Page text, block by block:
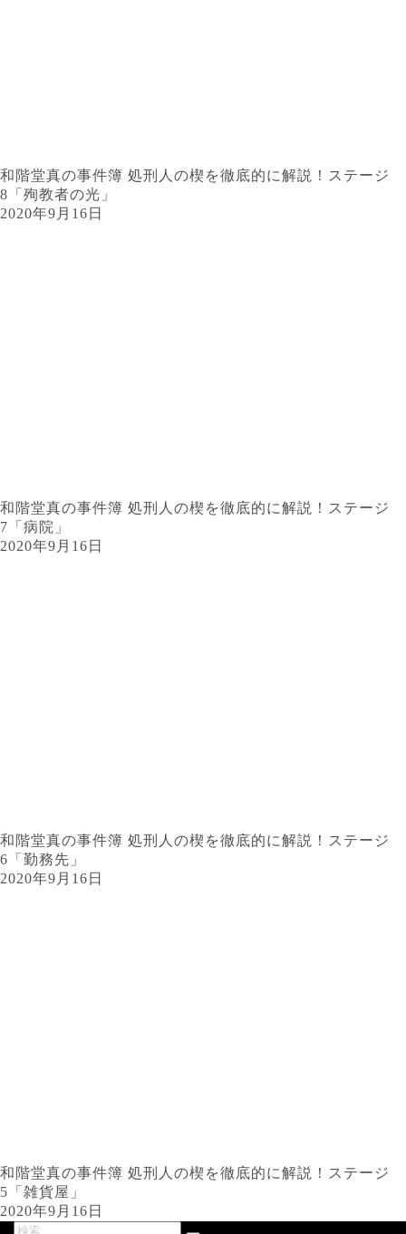
和階堂真の事件簿 処刑人の楔を徹底的に解説！ステージ
8「殉教者の光」
2020年9月16日
和階堂真の事件簿 処刑人の楔を徹底的に解説！ステージ
7「病院」
2020年9月16日
和階堂真の事件簿 処刑人の楔を徹底的に解説！ステージ
6「勤務先」
2020年9月16日
和階堂真の事件簿 処刑人の楔を徹底的に解説！ステージ
5「雑貨屋」
2020年9月16日